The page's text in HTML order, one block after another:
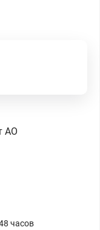
АО
часов